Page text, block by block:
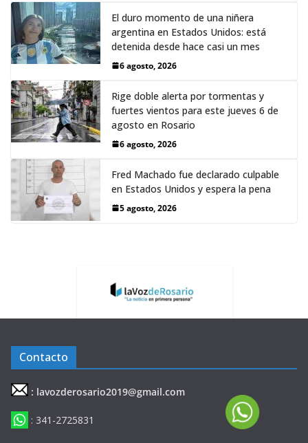
El duro momento de una niñera
argentina en Estados Unidos: está
detenida desde hace casi un mes
6 agosto, 2026
Rige doble alerta por tormentas y
fuertes vientos para este jueves 6 de
agosto en Rosario
6 agosto, 2026
Fred Machado fue declarado culpable
en Estados Unidos y espera la pena
5 agosto, 2026
Contacto
: lavozderosario2019@gmail.com
: 341-2725831